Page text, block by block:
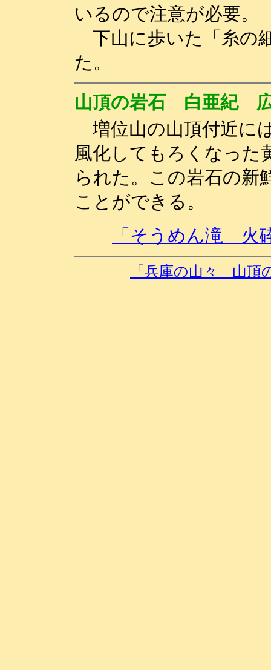
いるので注意が必要。
下山に歩いた「糸の
た。
山頂の岩石 白亜紀
増位山の山頂付近に
風化してもろくなった
られた。この岩石の新
ことができる。
「そうめん滝 火
「兵庫の山々 山頂